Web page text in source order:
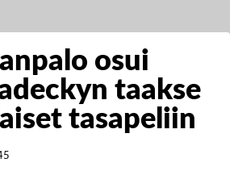
osui
taakse
tasapeliin